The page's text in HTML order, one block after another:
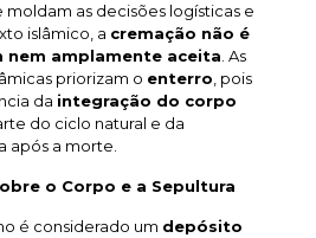
moldam as decisões logísticas e
islâmico, a cremação não é
nem amplamente aceita . As
priorizam o enterro , pois
da integração do corpo
do ciclo natural e da
após a morte.
o Corpo e a Sepultura
é considerado um depósito